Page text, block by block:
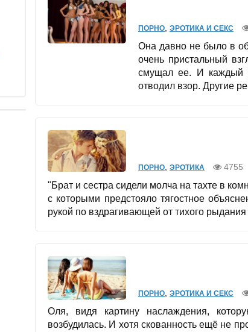
ПОРНО ЭРОТИКА И СЕКС
Она давно не было в
очень пристальный
смущал ее. И каждый
отводил взор. Другие
ПОРНО ЭРОТИКА 4755
"Брат и сестра сидели молча на тахте в
с которыми предстояло тягостное
рукой по вздрагивающей от тихого
ПОРНО ЭРОТИКА И СЕКС
Оля, видя картину наслаждения,
возбудилась. И хотя скованность ещё не